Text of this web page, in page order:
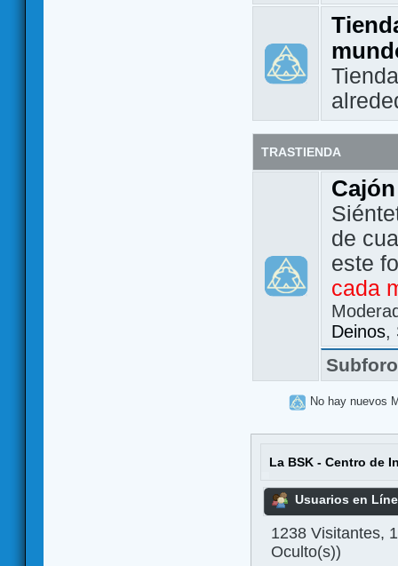
TRASTIENDA
de
este
cada
Deinos,
No hay nuevos
La BSK - Centro de
Usuarios en
1238 Visitantes,
Oculto(s))